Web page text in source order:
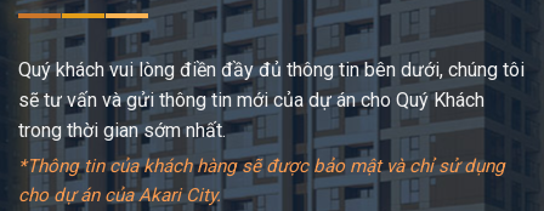
Quý khách vui lòng điền đầy đủ thông tin bên dưới, chúng tôi
sẽ tư vấn và gửi thông tin mới của dự án cho Quý Khách
trong thời gian sớm nhất.
*Thông tin của khách hàng sẽ được bảo mật và chỉ sử dụng
cho dự án của Akari City.